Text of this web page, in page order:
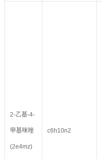
2-乙基-4-
甲基咪唑
(2e4mz)
c6h10n2